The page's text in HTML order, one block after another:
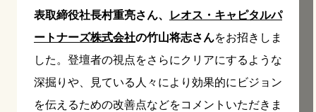
表取締役社長村重亮さん、
レオス・キャピタルパ
ートナーズ株式会社の竹山将志さんをお招きしま
した。登壇者の視点をさらにクリアにするような
深掘りや、見ている人々により効果的にビジョン
を伝えるための改善点などをコメントいただきま